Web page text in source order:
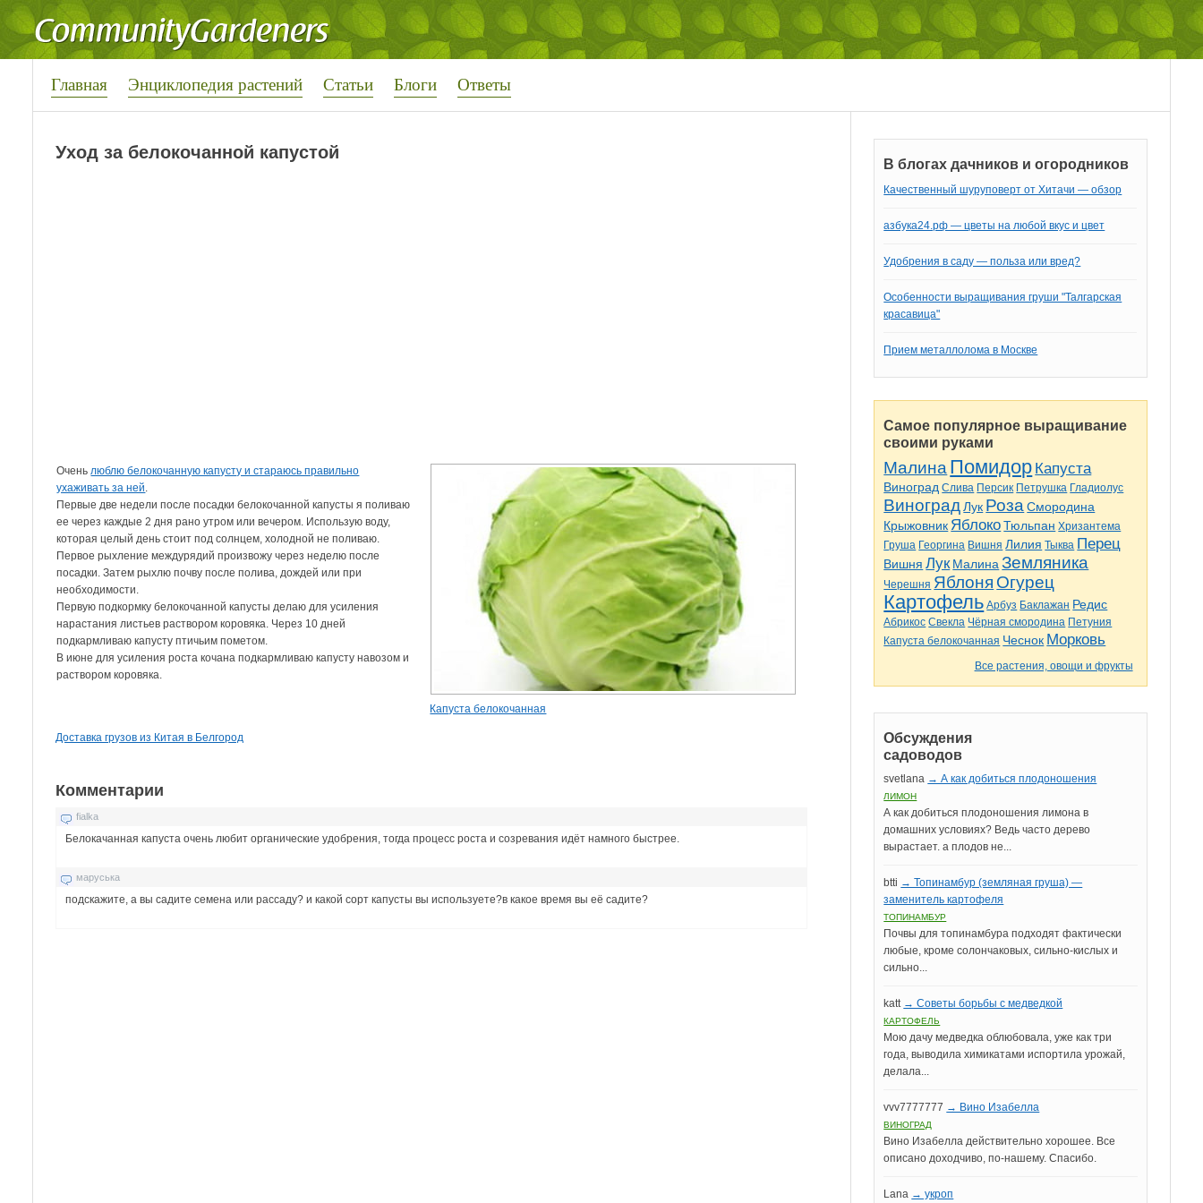
Главная Энциклопедия растений Статьи Блоги Ответы
Уход за белокочанной капустой
Капуста белокочанная
Очень люблю белокочанную капусту и стараюсь правильно
ухаживать за ней
Первые две недели после посадки белокочанной капусты я поливаю
ее через каждые 2 дня рано утром или вечером. Использую воду,
которая целый день стоит под солнцем, холодной не поливаю.
Первое рыхление междурядий произвожу через неделю после
посадки. Затем рыхлю почву после полива, дождей или при
необходимости.
Первую подкормку белокочанной капусты делаю для усиления
нарастания листьев раствором коровяка. Через 10 дней
подкармливаю капусту птичьим пометом.
В июне для усиления роста кочана подкармливаю капусту навозом и
раствором коровяка.
Доставка грузов из Китая в Белгород
Комментарии
fialka
Белокачанная капуста очень любит органические удобрения, тогда процесс роста и созревания идёт намного быстрее.
маруська
подскажите, а вы садите семена или рассаду? и какой сорт капусты вы используете?в какое время вы её садите?
В блогах дачников и огородников
Качественный шуруповерт от Хитачи — обзор
азбука24.рф — цветы на любой вкус и цвет
Удобрения в саду — польза или вред?
Особенности выращивания груши "Талгарская
красавица"
Прием металлолома в Москве
Самое популярное выращивание
своими руками
Малина Помидор Капуста
Виноград Слива Персик Петрушка Гладиолус
Виноград Лук Роза Смородина
Крыжовник Яблоко Тюльпан Хризантема
Груша Георгина Вишня Лилия Тыква Перец
Вишня Лук Малина Земляника
Черешня Яблоня Огурец
Картофель Арбуз Баклажан Редис
Абрикос Свекла Чёрная смородина Петуния
Капуста белокочанная Чеснок Морковь
Все растения, овощи и фрукты
Обсуждения
садоводов
svetlana → А как добиться плодоношения
ЛИМОН
А как добиться плодоношения лимона в
домашних условиях? Ведь часто дерево
вырастает. а плодов не...
btti → Топинамбур (земляная груша) —
заменитель картофеля
ТОПИНАМБУР
Почвы для топинамбура подходят фактически
любые, кроме солончаковых, сильно-кислых и
сильно...
katt → Советы борьбы с медведкой
КАРТОФЕЛЬ
Мою дачу медведка облюбовала, уже как три
года, выводила химикатами испортила урожай,
делала...
vvv7777777 → Вино Изабелла
ВИНОГРАД
Вино Изабелла действительно хорошее. Все
описано доходчиво, по-нашему. Спасибо.
Lana → укроп